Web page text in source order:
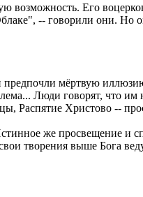
возможность. Его
-- говорили они. Но
мёртвую
Люди говорят, что им
Распятие Христово --
же просвещение и
творения выше Бога